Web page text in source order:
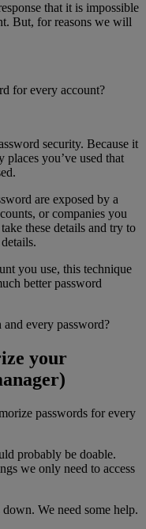
that it is impossible
But, for reasons we will
for every account?
security. Because it
you’ve used that
are exposed by a
or companies you
these details and try to
you use, this technique
better password
and every password?
your
passwords for every
probably be doable.
we only need to access
We need some help.